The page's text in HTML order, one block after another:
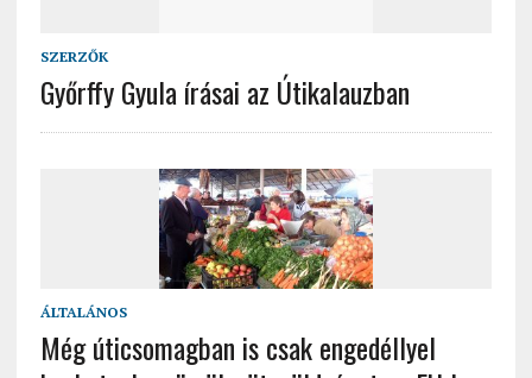
SZERZŐK
Győrffy Gyula írásai az Útikalauzban
ÁLTALÁNOS
Még úticsomagban is csak engedéllyel